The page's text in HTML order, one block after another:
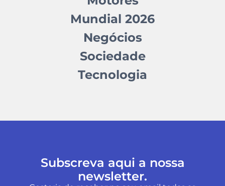
Mundial 2026
Negócios
Sociedade
Tecnologia
Subscreva aqui a nossa
newsletter.